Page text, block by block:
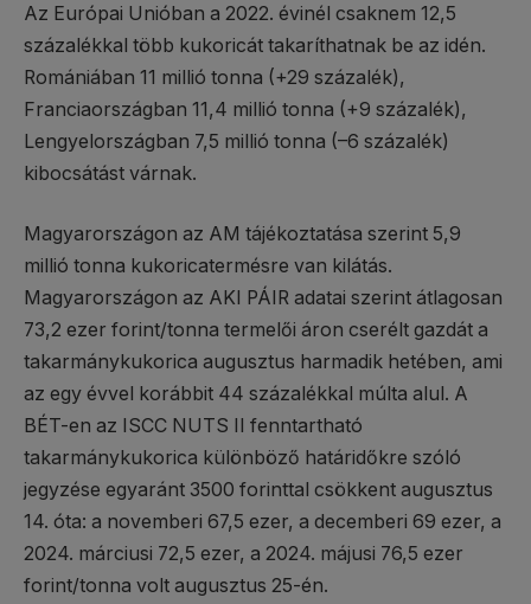
Az Európai Unióban a 2022. évinél csaknem 12,5
százalékkal több kukoricát takaríthatnak be az idén.
Romániában 11 millió tonna (+29 százalék),
Franciaországban 11,4 millió tonna (+9 százalék),
Lengyelországban 7,5 millió tonna (–6 százalék)
kibocsátást várnak.
Magyarországon az AM tájékoztatása szerint 5,9
millió tonna kukoricatermésre van kilátás.
Magyarországon az AKI PÁIR adatai szerint átlagosan
73,2 ezer forint/tonna termelői áron cserélt gazdát a
takarmánykukorica augusztus harmadik hetében, ami
az egy évvel korábbit 44 százalékkal múlta alul. A
BÉT-en az ISCC NUTS II fenntartható
takarmánykukorica különböző határidőkre szóló
jegyzése egyaránt 3500 forinttal csökkent augusztus
14. óta: a novemberi 67,5 ezer, a decemberi 69 ezer, a
2024. márciusi 72,5 ezer, a 2024. májusi 76,5 ezer
forint/tonna volt augusztus 25-én.